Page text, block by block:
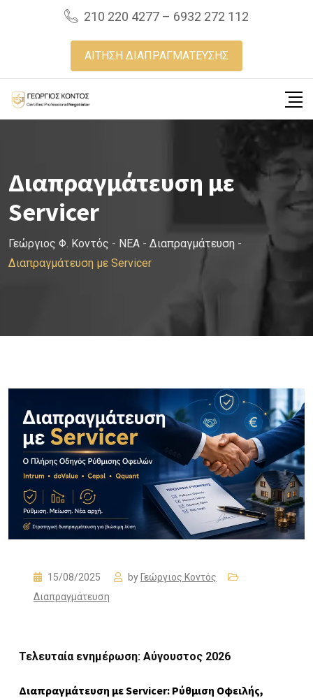
210 220 4277 – 6932 272 112
ΑΙΤΗΣΗ ΔΙΑΠΡΑΓΜΑΤΕΥΣΗΣ
Διαπραγμάτευση με
Servicer
Γεώργιος Φ. Κοντός - NEA - Διαπραγμάτευση -
Διαπραγμάτευση με Servicer
15/08/2025 by Γεώργιος Κοντός
Διαπραγμάτευση
Τελευταία ενημέρωση: Αύγουστος 2026
Διαπραγμάτευση με Servicer: Ρύθμιση Οφειλής,